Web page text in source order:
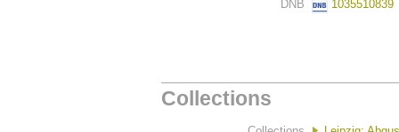
DNB
1035510839
Collections